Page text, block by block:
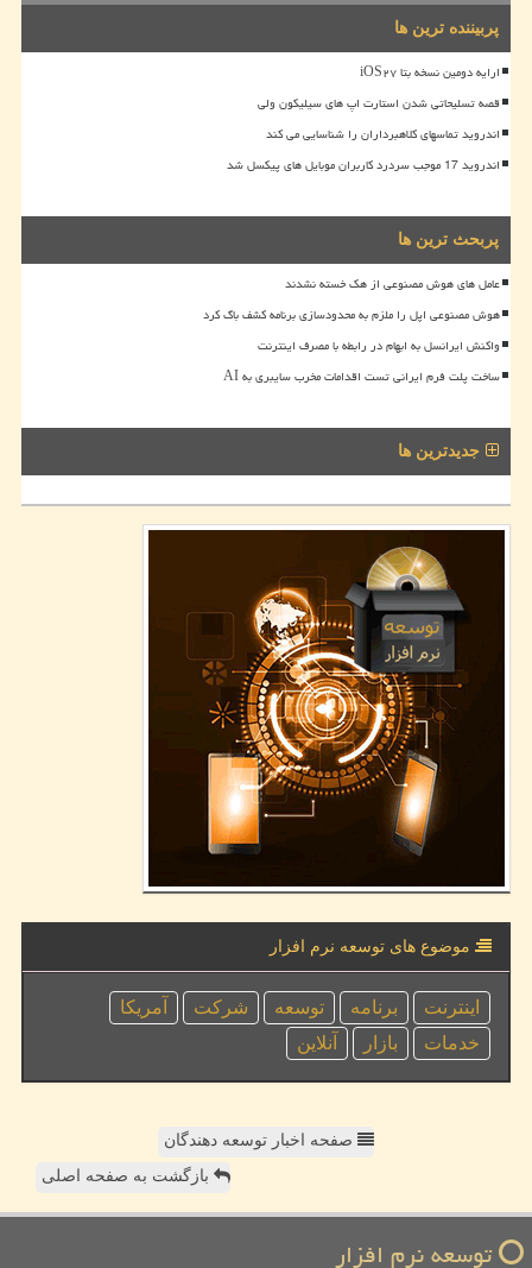
پربیننده ترین ها
ارایه دومین نسخه بتا iOS۲۷
قصه تسلیحاتی شدن استارت اپ های سیلیکون ولی
اندروید تماسهای کلاهبرداران را شناسایی می کند
اندروید 17 موجب سردرد کاربران موبایل های پیکسل شد
پربحث ترین ها
عامل های هوش مصنوعی از هک خسته نشدند
هوش مصنوعی اپل را ملزم به محدودسازی برنامه کشف باگ کرد
واکنش ایرانسل به ابهام در رابطه با مصرف اینترنت
ساخت پلت فرم ایرانی تست اقدامات مخرب سایبری به AI
جدیدترین ها
موضوع های توسعه نرم افزار
اینترنت برنامه توسعه شركت
آمریكا
خدمات
بازار آنلاین
صفحه اخبار توسعه دهندگان
بازگشت به صفحه اصلی
توسعه نرم افزار